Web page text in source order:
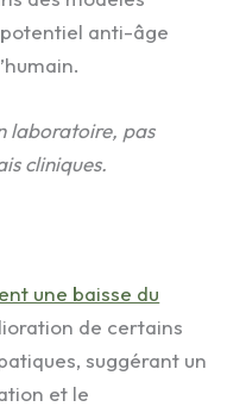
anti-âge
laboratoire, pas
cliniques.
une baisse du
de certains
suggérant un
et le